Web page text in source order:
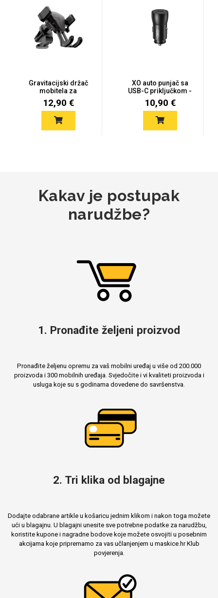
Gravitacijski držač
mobitela za
ventilaciju
12,90 €
XO auto punjač sa
USB-C priključkom -
25W - cr...
10,90 €
Kakav je postupak
narudžbe?
1. Pronađite željeni proizvod
Pronađite željenu opremu za vaš mobilni uređaj u više od 200.000
proizvoda i 300 mobilnih uređaja. Svjedočite i vi kvaliteti proizvoda i
usluga koje su s godinama dovedene do savršenstva.
2. Tri klika od blagajne
Dodajte odabrane artikle u košaricu jednim klikom i nakon toga možete
ući u blagajnu. U blagajni unesite sve potrebne podatke za narudžbu,
koristite kupone i nagradne bodove koje možete osvojiti u posebnim
akcijama koje pripremamo za vas učlanjenjem u maskice.hr Klub
povjerenja.
Gaming motivi Crtani filmovi